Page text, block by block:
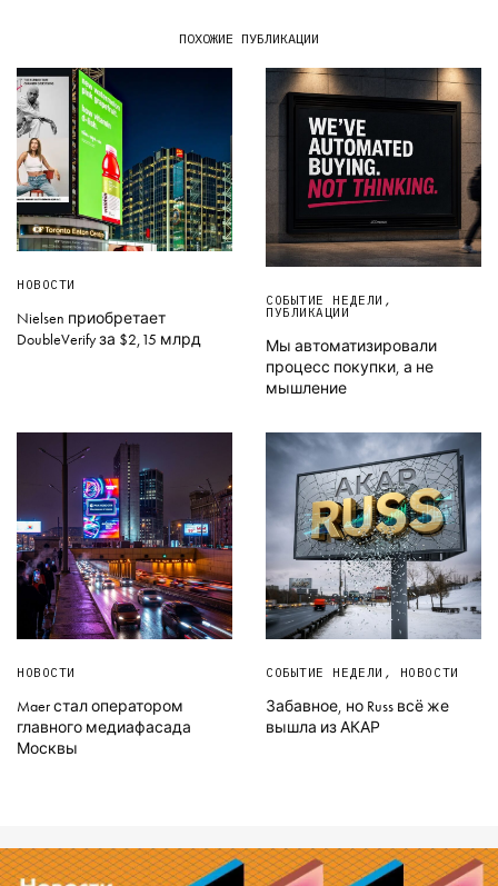
ПОХОЖИЕ ПУБЛИКАЦИИ
НОВОСТИ
Nielsen приобретает
DoubleVerify за $2,15 млрд
СОБЫТИЕ НЕДЕЛИ ,
ПУБЛИКАЦИИ
Мы автоматизировали
процесс покупки, а не
мышление
НОВОСТИ
Maer стал оператором
главного медиафасада
Москвы
СОБЫТИЕ НЕДЕЛИ , НОВОСТИ
Забавное, но Russ всё же
вышла из АКАР